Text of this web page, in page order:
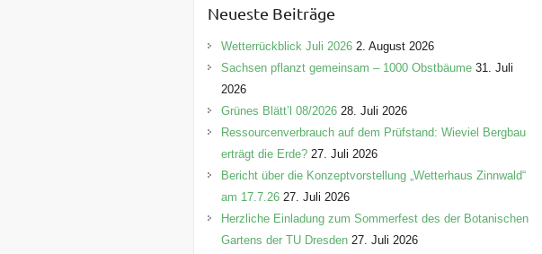
g
o
r
e
n
Neueste Beiträge
Wetterrückblick Juli 2026 2. August 2026
Sachsen pflanzt gemeinsam – 1000 Obstbäume 31. Juli
2026
Grünes Blätt’l 08/2026 28. Juli 2026
Ressourcenverbrauch auf dem Prüfstand: Wieviel Bergbau
erträgt die Erde? 27. Juli 2026
Bericht über die Konzeptvorstellung „Wetterhaus Zinnwald“
am 17.7.26 27. Juli 2026
Herzliche Einladung zum Sommerfest des der Botanischen
Gartens der TU Dresden 27. Juli 2026